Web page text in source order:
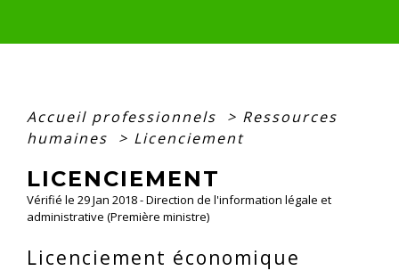
Accueil professionnels > Ressources
humaines
> Licenciement
LICENCIEMENT
Vérifié le 29 Jan 2018 - Direction de l'information légale et
administrative (Première ministre)
Licenciement économique